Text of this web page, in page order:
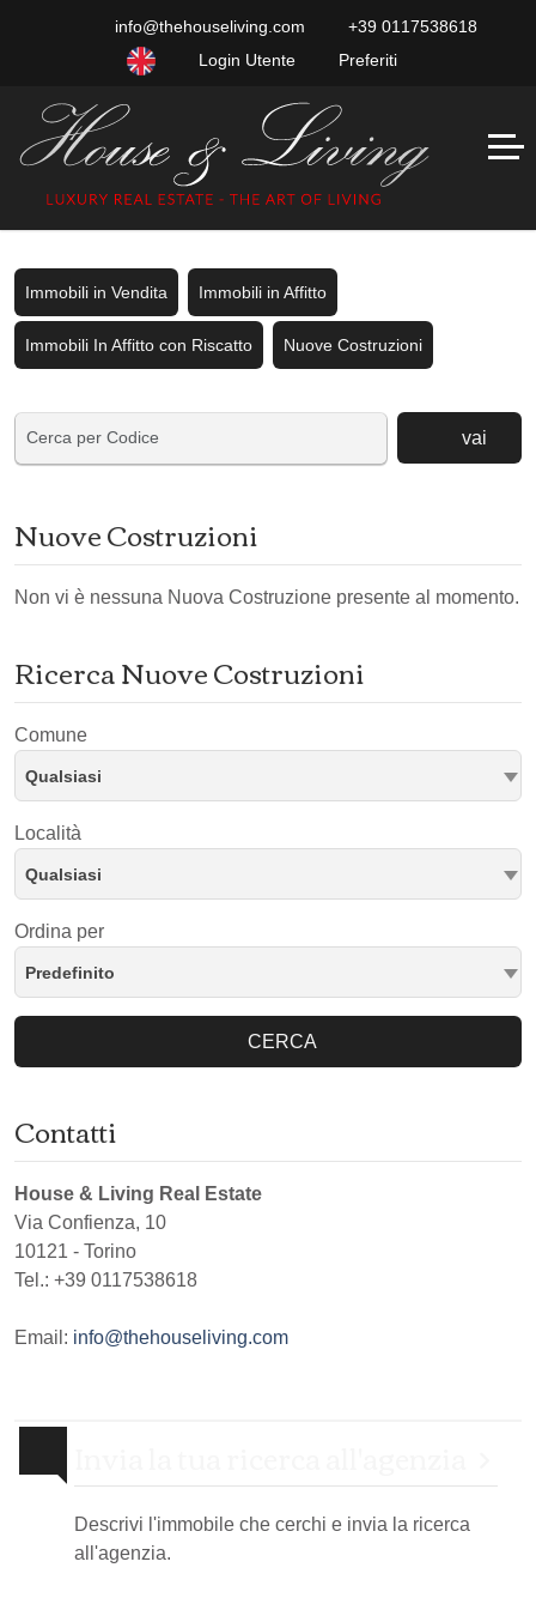
info@thehouseliving.com
+39 0117538618
Login Utente
Preferiti
Immobili in Vendita Immobili in Affitto
Immobili In Affitto con Riscatto Nuove Costruzioni
vai
Nuove Costruzioni
Non vi è nessuna Nuova Costruzione presente al momento.
Ricerca Nuove Costruzioni
Comune
Qualsiasi
Località
Qualsiasi
Ordina per
Predefinito
CERCA
Contatti
House & Living Real Estate
Via Confienza, 10
10121 - Torino
Tel.: +39 0117538618
Email: info@thehouseliving.com
Descrivi l'immobile che cerchi e invia la ricerca
all'agenzia.